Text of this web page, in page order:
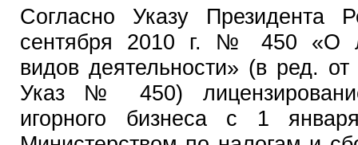
Согласно Указу Президента
сентября 2010 г. № 450 «О
видов деятельности» (в ред.
Указ № 450)
игорного бизнеса с 1